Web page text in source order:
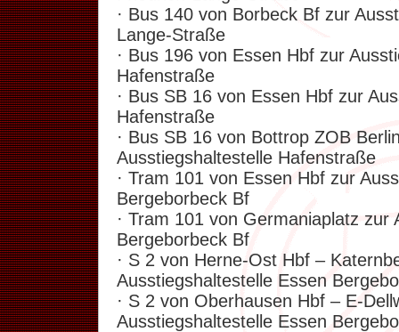
· Bus 140 von Borbeck Bf zur
Lange-Straße
· Bus 196 von Essen Hbf zur
Hafenstraße
· Bus SB 16 von Essen Hbf zur
Hafenstraße
· Bus SB 16 von Bottrop ZOB
Ausstiegshaltestelle Hafenstraße
· Tram 101 von Essen Hbf zur
Bergeborbeck Bf
· Tram 101 von Germaniaplatz zur
Bergeborbeck Bf
· S 2 von Herne-Ost Hbf –
Ausstiegshaltestelle Essen
· S 2 von Oberhausen Hbf – E-
Ausstiegshaltestelle Essen